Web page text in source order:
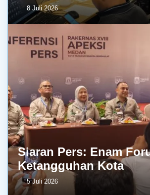
8 Juli 2026
Siaran Pers: Enam
Ketangguhan Kota
5 Juli 2026